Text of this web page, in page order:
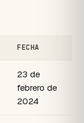
FECHA
23 de
febrero de
2024